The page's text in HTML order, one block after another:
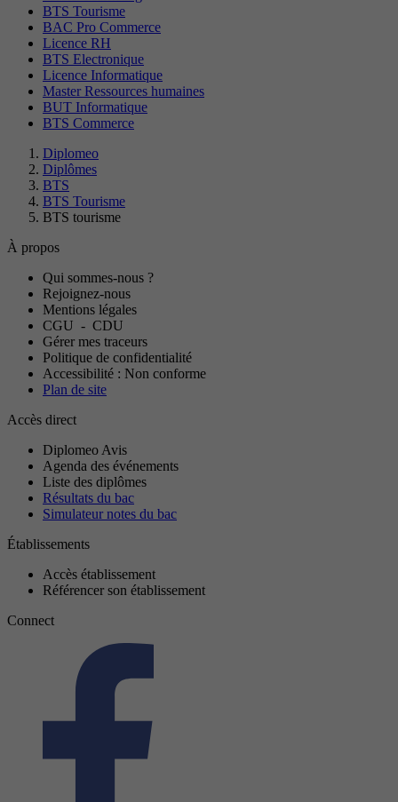
BTS Tourisme
BAC Pro Commerce
Licence RH
BTS Electronique
Licence Informatique
Master Ressources humaines
BUT Informatique
BTS Commerce
Diplomeo
Diplômes
BTS
BTS Tourisme
BTS tourisme
À propos
Qui sommes-nous ?
Rejoignez-nous
Mentions légales
CGU - CDU
Gérer mes traceurs
Politique de confidentialité
Accessibilité : Non conforme
Plan de site
Accès direct
Diplomeo Avis
Agenda des événements
Liste des diplômes
Résultats du bac
Simulateur notes du bac
Établissements
Accès établissement
Référencer son établissement
Connect